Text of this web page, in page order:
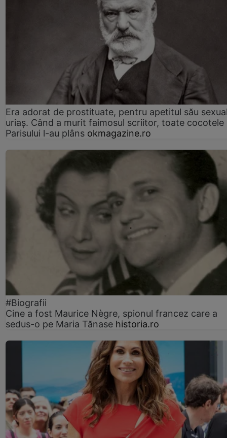
Era adorat de prostituate, pentru apetitul său
uriaș. Când a murit faimosul scriitor, toate cocotele
Parisului l-au plâns okmagazine.ro
#Biografii
Cine a fost Maurice Nègre, spionul francez care a
sedus-o pe Maria Tănase historia.ro